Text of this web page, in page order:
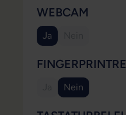
WEBCAM
Ja
(Diese Option ist
Nein